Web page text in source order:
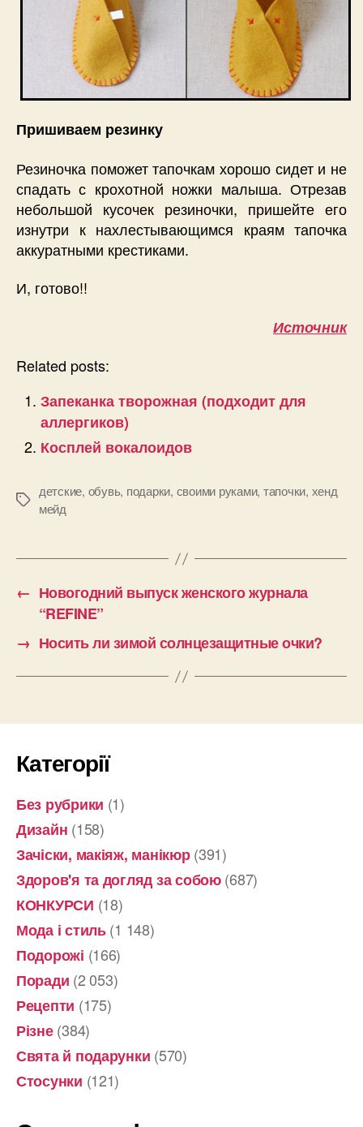
Пришиваем резинку
Резиночка поможет тапочкам хорошо сидет и не
спадать с крохотной ножки малыша. Отрезав
небольшой кусочек резиночки, пришейте его
изнутри к нахлестывающимся краям тапочка
аккуратными крестиками.
И, готово!!
Источник
Related posts:
Запеканка творожная (подходит для
аллергиков)
Косплей вокалоидов
Позначки
детские, обувь, подарки, своими руками, тапочки, хенд
мейд
← Новогодний выпуск женского журнала
“REFINE”
→ Носить ли зимой солнцезащитные очки?
Категорії
Без рубрики (1)
Дизайн (158)
Зачіски, макіяж, манікюр(391)
Здоров'я та догляд за собою(687)
КОНКУРСИ (18)
Мода і стиль(1 148)
Подорожі (166)
Поради (2 053)
Рецепти (175)
Різне(384)
Свята й подарунки (570)
Стосунки (121)